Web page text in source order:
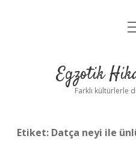
Yasal
Egzotik
Farklı kültürlerle
Etiket: Datça neyi ile